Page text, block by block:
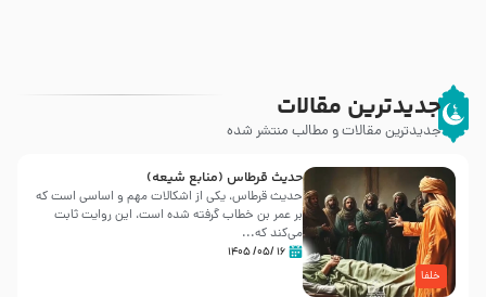
جدیدترین مقالات
جدیدترین مقالات و مطالب منتشر شده
خلفا
حدیث قرطاس (منابع شیعه)
حدیث قرطاس، یکی از اشکالات مهم و اساسی است که
بر عمر بن خطاب گرفته شده است، این روایت ثابت
می‌کند که...
۱۶ /۰۵/ ۱۴۰۵